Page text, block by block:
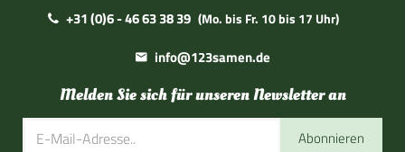
+31 (0)6 - 46 63 38 39 (Mo. bis Fr. 10 bis 17 Uhr)
info@123samen.de
Melden Sie sich für unseren Newsletter an
Abonnieren